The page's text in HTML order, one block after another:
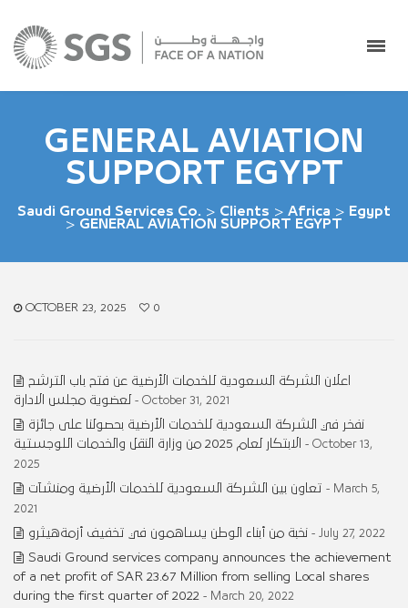
GENERAL AVIATION
SUPPORT EGYPT
Saudi Ground Services Co. > Clients > Africa > Egypt
> GENERAL AVIATION SUPPORT EGYPT
OCTOBER 23, 2025 0
اعلان الشركة السعودية للخدمات الأرضية عن فتح باب الترشح
لعضوية مجلس الادارة
- October 31, 2021
نفخر في الشركة السعودية للخدمات الأرضية بحصولنا على جائزة
الابتكار لعام 2025 من وزارة النقل والخدمات اللوجستية
- October 13,
2025
تعاون بين الشركة السعودية للخدمات الأرضية ومنشآت - March 5,
2021
نخبة من أبناء الوطن يساهمون في تخفيف أزمةهيثرو - July 27, 2022
Saudi Ground services company announces the achievement
of a net profit of SAR 23.67 Million from selling Local shares
during the first quarter of 2022 - March 20, 2022